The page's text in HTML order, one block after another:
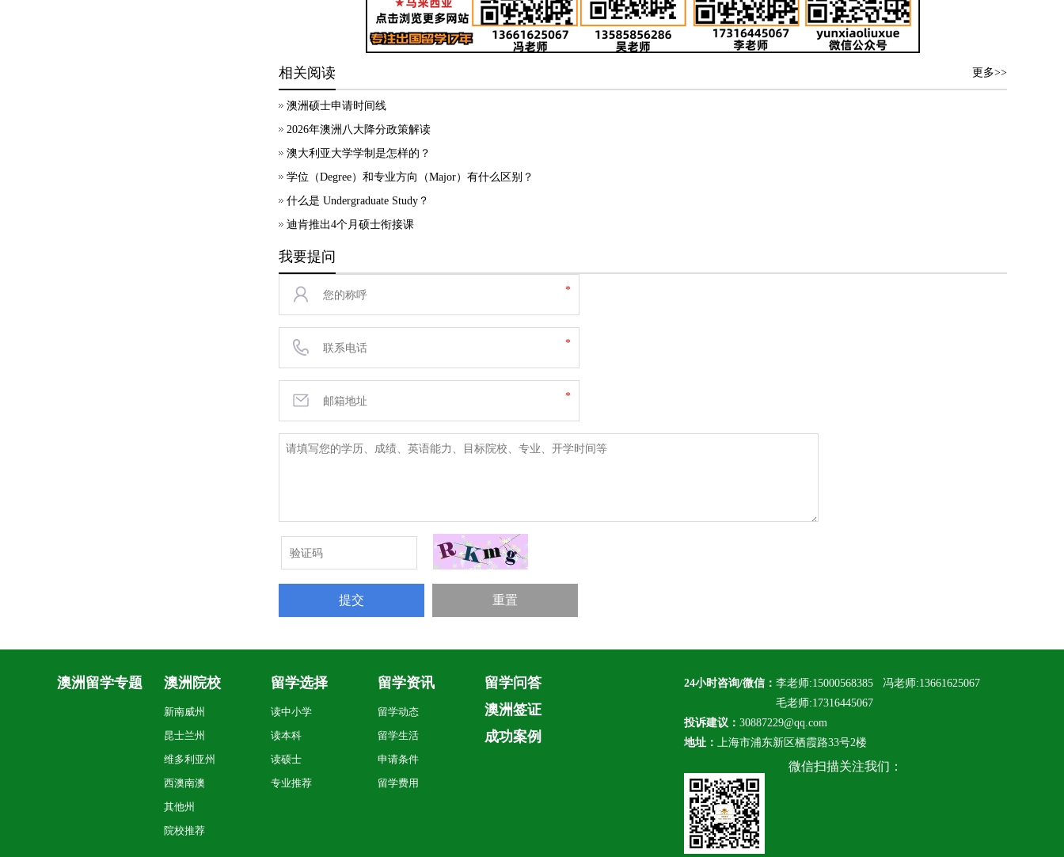
相关阅读 更多>>
澳洲硕士申请时间线
2026年澳洲八大降分政策解读
澳大利亚大学学制是怎样的？
学位（Degree）和专业方向（Major）有什么区别？
什么是 Undergraduate Study？
迪肯推出4个月硕士衔接课
我要提问
*
*
*
澳洲留学专题 澳洲院校
新南威州
昆士兰州
维多利亚州
西澳南澳
其他州
院校推荐
留学选择
读中小学
读本科
读硕士
专业推荐
留学资讯
留学动态
留学生活
申请条件
留学费用
留学问答
澳洲签证
成功案例
24小时咨询/微信： 李老师:15000568385 冯老师:13661625067
毛老师:17316445067
投诉建议： 30887229@qq.com
地址： 上海市浦东新区栖霞路33号2楼
微信扫描关注我们：